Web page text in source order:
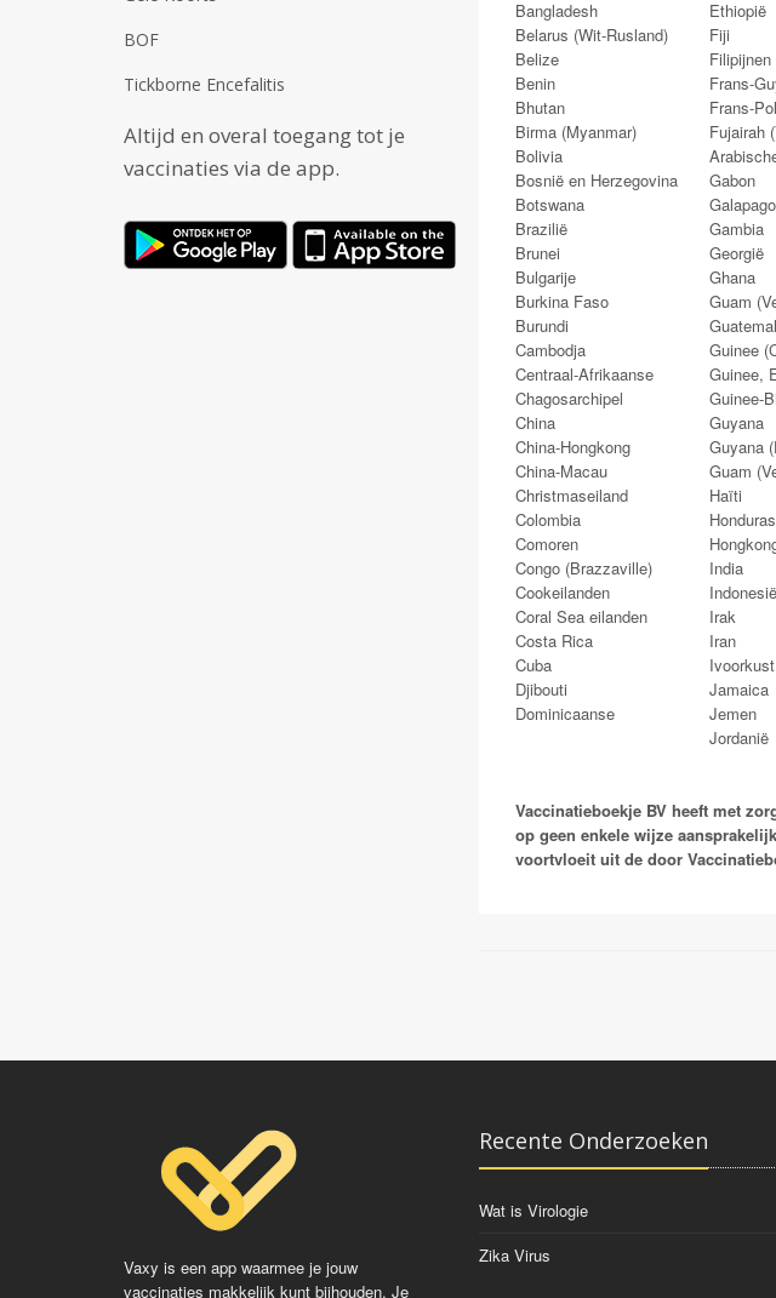
BOF
Tickborne Encefalitis
Altijd en overal toegang tot je
vaccinaties via de app.
Bangladesh
Belarus (Wit-Rusland)
Belize
Benin
Bhutan
Birma (Myanmar)
Bolivia
Bosnië en Herzegovina
Botswana
Brazilië
Brunei
Bulgarije
Burkina Faso
Burundi
Cambodja
Centraal-Afrikaanse
Chagosarchipel
China
China-Hongkong
China-Macau
Christmaseiland
Colombia
Comoren
Congo (Brazzaville)
Cookeilanden
Coral Sea eilanden
Costa Rica
Cuba
Djibouti
Dominicaanse
Ethiopië
Fiji
Filipijnen
Frans-
Frans-
Fujairah
Gabon
Gambia
Georgië
Ghana
Guam
Guinee
Guinee,
Guinee-
Guyana
Guyana
Guam
Haïti
Honduras
India
Indonesië
Irak
Iran
Ivoorkust
Jamaica
Jemen
Jordanië
Vaccinatieboekje BV heeft met
op geen enkele wijze
voortvloeit uit de door
Vaxy is een app waarmee je jouw
vaccinaties makkelijk kunt bijhouden. Je
Recente Onderzoeken
Wat is Virologie
Zika Virus